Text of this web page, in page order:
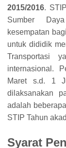
2015/2016.
Sumber
kesempatan
untuk dididik
Transportasi
internasional.
Maret s.d. 1
dilaksanakan
adalah
STIP Tahun
Syarat